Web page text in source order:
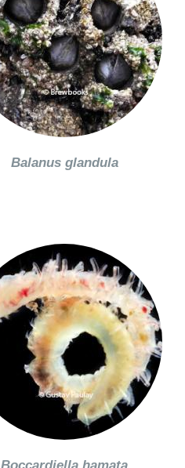
Balanus glandula